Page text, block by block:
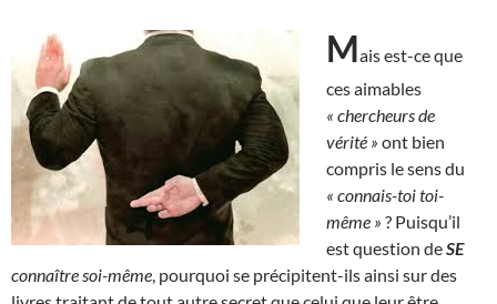
Mais est-ce que
ces aimables
« chercheurs de
vérité » ont bien
compris le sens du
« connais-toi toi-
même » ? Puisqu’il
est question deSE
connaître soi-même , pourquoi se précipitent-ils ainsi sur des